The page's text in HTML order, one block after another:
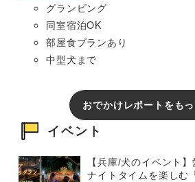
グランピング
同室宿泊OK
部屋食プランあり
中型犬まで
おでかけレポートをも
イベント
【兵庫/犬のイベント
ナイトタイムを楽しむ